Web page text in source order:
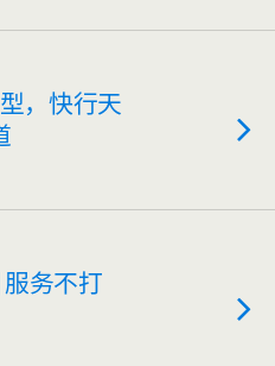
，快行天
服务不打